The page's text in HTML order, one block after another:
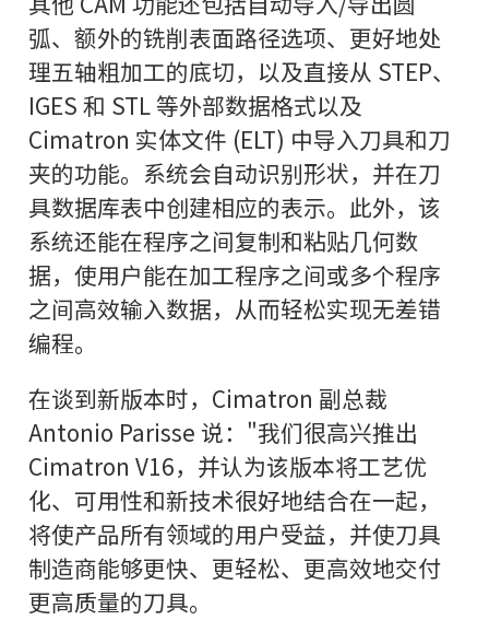
弧、额外的铣削表面路径选项、更好地处
理五轴粗加工的底切，以及直接从 STEP、
IGES 和 STL 等外部数据格式以及
Cimatron 实体文件 (ELT) 中导入刀具和刀
夹的功能。系统会自动识别形状，并在刀
具数据库表中创建相应的表示。此外，该
系统还能在程序之间复制和粘贴几何数
据，使用户能在加工程序之间或多个程序
之间高效输入数据，从而轻松实现无差错
编程。
在谈到新版本时，Cimatron 副总裁
Antonio Parisse 说："我们很高兴推出
Cimatron V16，并认为该版本将工艺优
化、可用性和新技术很好地结合在一起，
将使产品所有领域的用户受益，并使刀具
制造商能够更快、更轻松、更高效地交付
更高质量的刀具。